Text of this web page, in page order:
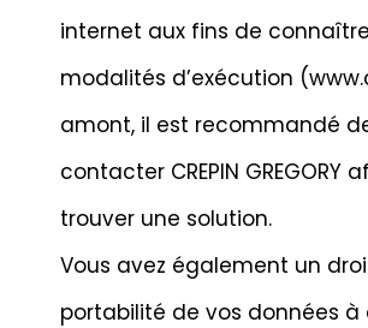
internet aux fins de
modalités d’exécution
amont, il est recommandé
contacter CREPIN GREGORY
trouver une solution.
Vous avez également un
portabilité de vos données